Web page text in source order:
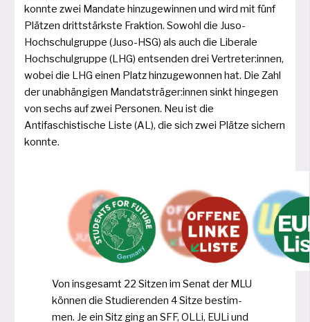
konn­te zwei Mandate hin­zu­ge­win­nen und wird mit fünf
Plätzen dritt­stärks­te Fraktion. Sowohl die Juso-
Hochschulgruppe (Juso-HSG) als auch die Liberale
Hochschulgruppe (LHG) ent­sen­den drei Vertreter:innen,
wobei die LHG einen Platz hin­zu­ge­won­nen hat. Die Zahl
der unab­hän­gi­gen Mandatsträger:innen sinkt hin­ge­gen
von sechs auf zwei Personen. Neu ist die
Antifaschistische Liste (AL), die sich zwei Plätze sichern
konnte.
Von ins­ge­samt 22 Sitzen im Senat der MLU
kön­nen die Studierenden 4 Sitze bestim­
men. Je ein Sitz ging an SFF, OLLi, EULi und